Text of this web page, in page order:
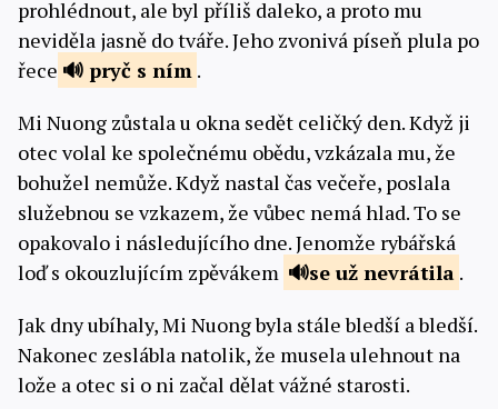
prohlédnout, ale byl příliš daleko, a proto mu
neviděla jasně do tváře. Jeho zvonivá píseň plula po
řece
pryč s ním .
Mi Nuong zůstala u okna sedět celičký den. Když ji
otec volal ke společnému obědu, vzkázala mu, že
bohužel nemůže. Když nastal čas večeře, poslala
služebnou se vzkazem, že vůbec nemá hlad. To se
opakovalo i následujícího dne. Jenomže rybářská
loď s okouzlujícím zpěvákem
se už nevrátila .
Jak dny ubíhaly, Mi Nuong byla stále bledší a bledší.
Nakonec zeslábla natolik, že musela ulehnout na
lože a otec si o ni začal dělat vážné starosti.